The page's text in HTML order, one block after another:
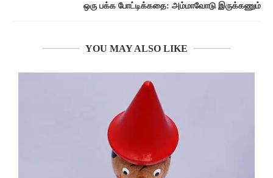
ஒரு பக்க போட்டிக்கதை: அம்மாவோடு இருக்கணும்
YOU MAY ALSO LIKE